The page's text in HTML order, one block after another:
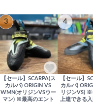
3
【セール】SCARPA(ス
カルパ) ORIGIN VS
WMN(オリジンVSウー
マン) ※最高のエント
4
【セール】
カルパ)
リジンVS) ※
上達できる